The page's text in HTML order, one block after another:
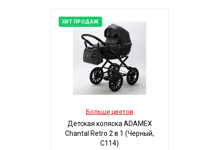
ХИТ ПРОДАЖ
Больше цветов
Детская коляска ADAMEX
Chantal Retro 2 в 1 (Черный,
C114)